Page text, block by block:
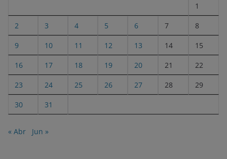
1
2 3 4 5 6 7 8
9 10 11 12 13 14 15
16 17 18 19 20 21 22
23 24 25 26 27 28 29
30 31
« Abr Jun »